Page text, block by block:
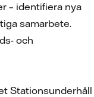
– identifiera nya
samarbete.
och
Stationsunderhåll